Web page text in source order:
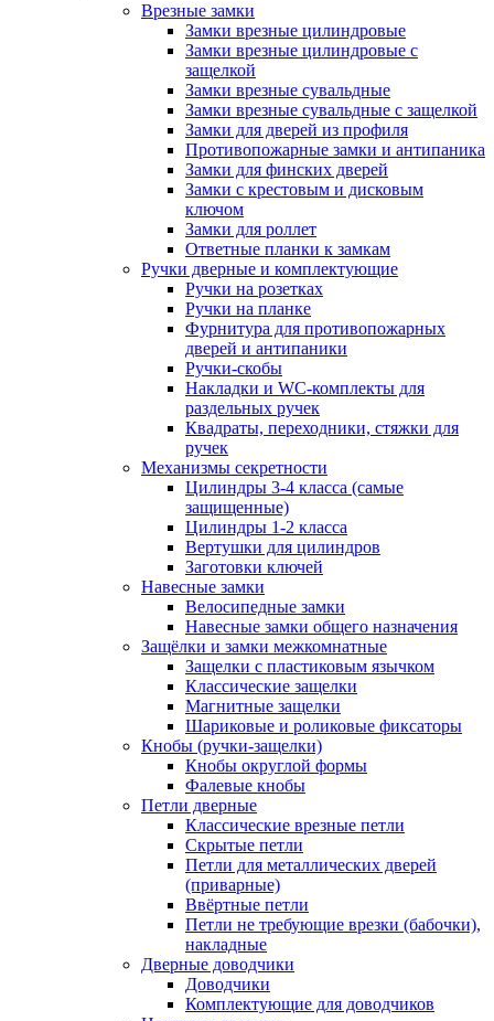
Врезные замки
Замки врезные цилиндровые
Замки врезные цилиндровые с
защелкой
Замки врезные сувальдные
Замки врезные сувальдные с защелкой
Замки для дверей из профиля
Противопожарные замки и антипаника
Замки для финских дверей
Замки с крестовым и дисковым
ключом
Замки для роллет
Ответные планки к замкам
Ручки дверные и комплектующие
Ручки на розетках
Ручки на планке
Фурнитура для противопожарных
дверей и антипаники
Ручки-скобы
Накладки и WC-комплекты для
раздельных ручек
Квадраты, переходники, стяжки для
ручек
Механизмы секретности
Цилиндры 3-4 класса (самые
защищенные)
Цилиндры 1-2 класса
Вертушки для цилиндров
Заготовки ключей
Навесные замки
Велосипедные замки
Навесные замки общего назначения
Защёлки и замки межкомнатные
Защелки с пластиковым язычком
Классические защелки
Магнитные защелки
Шариковые и роликовые фиксаторы
Кнобы (ручки-защелки)
Кнобы округлой формы
Фалевые кнобы
Петли дверные
Классические врезные петли
Скрытые петли
Петли для металлических дверей
(приварные)
Ввёртные петли
Петли не требующие врезки (бабочки),
накладные
Дверные доводчики
Доводчики
Комплектующие для доводчиков